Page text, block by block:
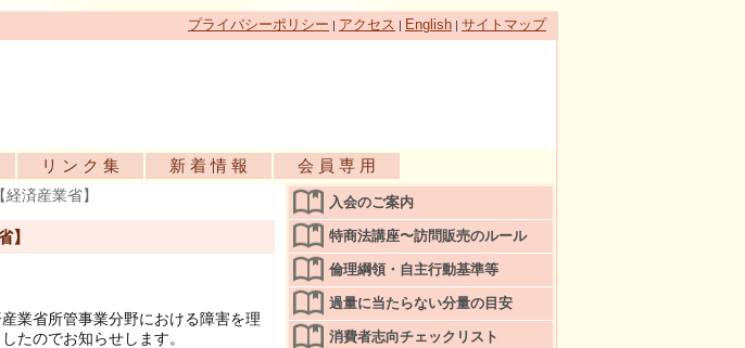
プライバシーポリシー | アクセス | English | サイトマップ
リ ン ク 集 新 着 情 報 会 員 専 用
済産業省】
】
業省所管事業分野における障害を理
たのでお知らせします。
入会のご案内
特商法講座〜訪問販売のルール
倫理綱領・自主行動基準等
過量に当たらない分量の目安
消費者志向チェックリスト